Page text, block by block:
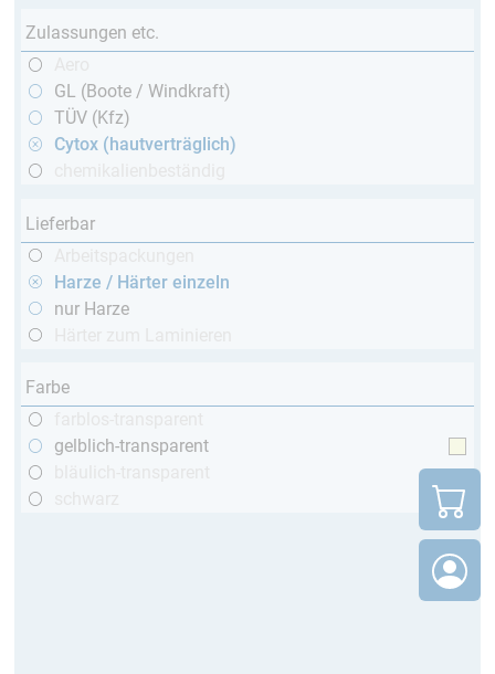
Zulassungen etc.
GL (Boote / Windkraft)
TÜV (Kfz)
Cytox (hautverträglich)
Lieferbar
Harze / Härter einzeln
nur Harze
Farbe
gelblich-transparent